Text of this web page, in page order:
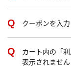
クーポンを入
カート内の「
表示されません